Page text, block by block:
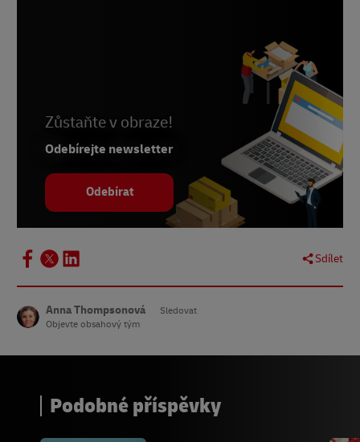
5 - Údaje o prodeji ke Dni nezadaných,CGTN,
Zůstaňte v obraze!
Odebírejte newsletter
Odebírat
Sdílet
Anna Thompsonová
Sledovat
Objevte obsahový tým
Podobné příspěvky